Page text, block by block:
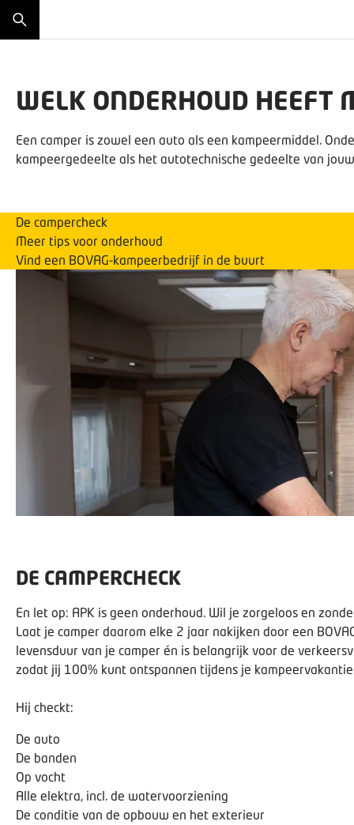
WELK ONDERHOUD HEEFT
Een camper is zowel een auto als een kampeermiddel.
kampeergedeelte als het autotechnische gedeelte van
De campercheck
Meer tips voor onderhoud
Vind een BOVAG-kampeerbedrijf in de buurt
DE CAMPERCHECK
En let op: APK is geen onderhoud. Wil je zorgeloos en
Laat je camper daarom elke 2 jaar nakijken door een
levensduur van je camper én is belangrijk voor de
zodat jij 100% kunt ontspannen tijdens je
Hij checkt:
De auto
De banden
Op vocht
Alle elektra, incl. de watervoorziening
De conditie van de opbouw en het exterieur